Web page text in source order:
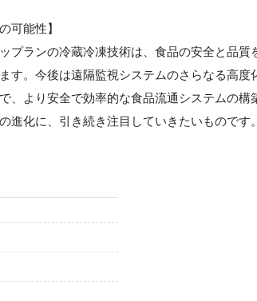
可能性】
プランの冷蔵冷凍技術は、食品の安全と品
す。今後は遠隔監視システムのさらなる高度
、より安全で効率的な食品流通システムの構
進化に、引き続き注目していきたいものです。